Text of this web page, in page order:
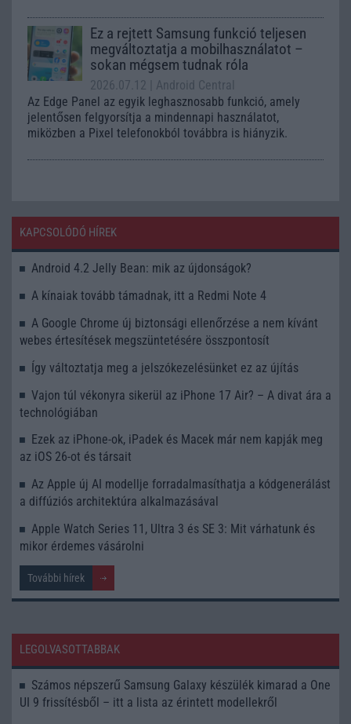
Ez a rejtett Samsung funkció teljesen
megváltoztatja a mobilhasználatot –
sokan mégsem tudnak róla
2026.07.12
| Android Central
Az Edge Panel az egyik leghasznosabb funkció, amely
jelentősen felgyorsítja a mindennapi használatot,
miközben a Pixel telefonokból továbbra is hiányzik.
KAPCSOLÓDÓ HÍREK
Android 4.2 Jelly Bean: mik az újdonságok?
A kínaiak tovább támadnak, itt a Redmi Note 4
A Google Chrome új biztonsági ellenőrzése a nem kívánt
webes értesítések megszüntetésére összpontosít
Így változtatja meg a jelszókezelésünket ez az újítás
Vajon túl vékonyra sikerül az iPhone 17 Air? – A divat ára a
technológiában
Ezek az iPhone-ok, iPadek és Macek már nem kapják meg
az iOS 26-ot és társait
Az Apple új AI modellje forradalmasíthatja a kódgenerálást
a diffúziós architektúra alkalmazásával
Apple Watch Series 11, Ultra 3 és SE 3: Mit várhatunk és
mikor érdemes vásárolni
További hírek
LEGOLVASOTTABBAK
Számos népszerű Samsung Galaxy készülék kimarad a One
UI 9 frissítésből – itt a lista az érintett modellekről